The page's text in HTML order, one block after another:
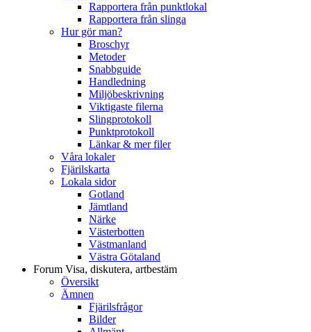
Rapportera från punktlokal
Rapportera från slinga
Hur gör man?
Broschyr
Metoder
Snabbguide
Handledning
Miljöbeskrivning
Viktigaste filerna
Slingprotokoll
Punktprotokoll
Länkar & mer filer
Våra lokaler
Fjärilskarta
Lokala sidor
Gotland
Jämtland
Närke
Västerbotten
Västmanland
Västra Götaland
Forum Visa, diskutera, artbestäm
Översikt
Ämnen
Fjärilsfrågor
Bilder